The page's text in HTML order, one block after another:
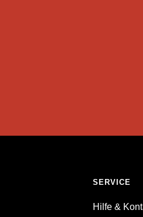
SERVICE
Hilfe &